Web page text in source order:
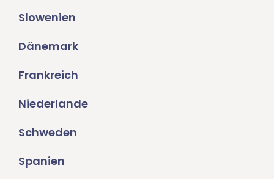
Slowenien
Dänemark
Frankreich
Niederlande
Schweden
Spanien